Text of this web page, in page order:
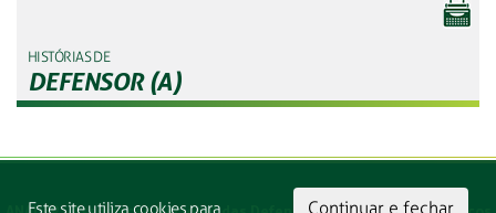
Continuar e fechar
Este site utiliza cookies para
HISTÓRIAS DE
DEFENSOR (A)